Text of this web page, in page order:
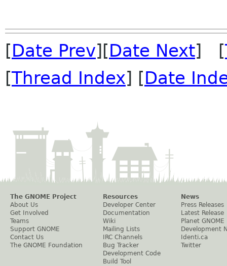
[Date Prev][Date Next] [
[Thread Index] [Date
The GNOME Project
About Us
Get Involved
Teams
Support GNOME
Contact Us
The GNOME Foundation
Resources
Developer Center
Documentation
Wiki
Mailing Lists
IRC Channels
Bug Tracker
Development Code
Build Tool
News
Press Releases
Latest Release
Planet GNOME
Development
Identi.ca
Twitter